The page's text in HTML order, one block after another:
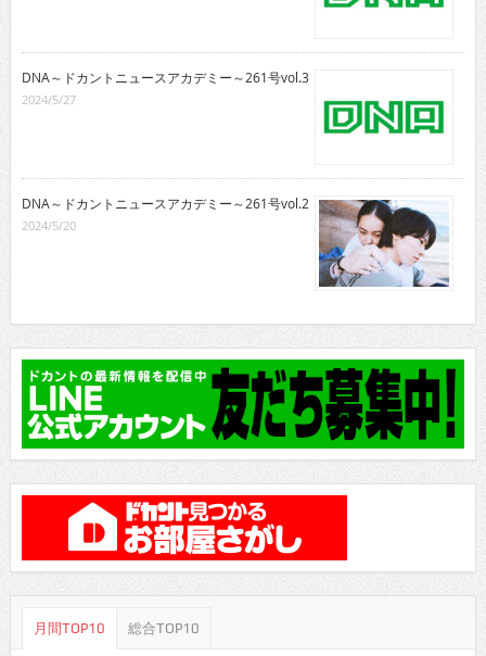
DNA～ドカントニュースアカデミー～261号vol.3
2024/5/27
DNA～ドカントニュースアカデミー～261号vol.2
2024/5/20
月間TOP10 総合TOP10